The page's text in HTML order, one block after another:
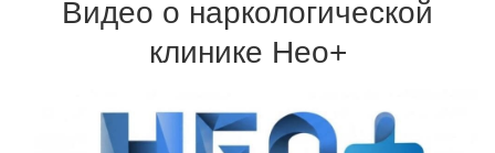
Для кодировки используются сертифицированные
препараты и одобренные Минздравом методики
Терапия может проходить на дому или в стационаре
Видео о наркологической
клинике Нео+